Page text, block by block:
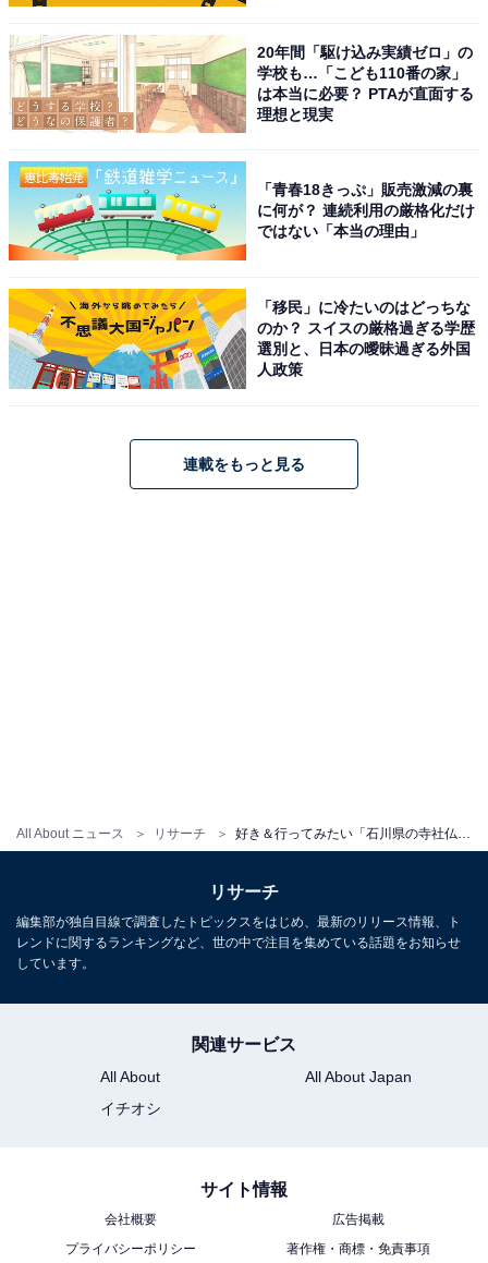
All About ニュース リサーチ
こちらもおすすめ
好き＆行ってみたい「山梨県の寺社仏閣」ラン
20年間「駆け込み実績ゼロ」の
学校も…「こども110番の家」
は本当に必要？ PTAが直面する
理想と現実
「青春18きっぷ」販売激減の裏
に何が？ 連続利用の厳格化だけ
ではない「本当の理由」
「移民」に冷たいのはどっちな
のか？ スイスの厳格過ぎる学歴
選別と、日本の曖昧過ぎる外国
人政策
連載をもっと見る
リサーチ
編集部が独自目線で調査したトピックスをはじめ、最新のリリース情報、ト
レンドに関するランキングなど、世の中で注目を集めている話題をお知らせ
しています。
関連サービス
All About
All About Japan
イチオシ
サイト情報
会社概要
広告掲載
プライバシーポリシー
著作権・商標・免責事項